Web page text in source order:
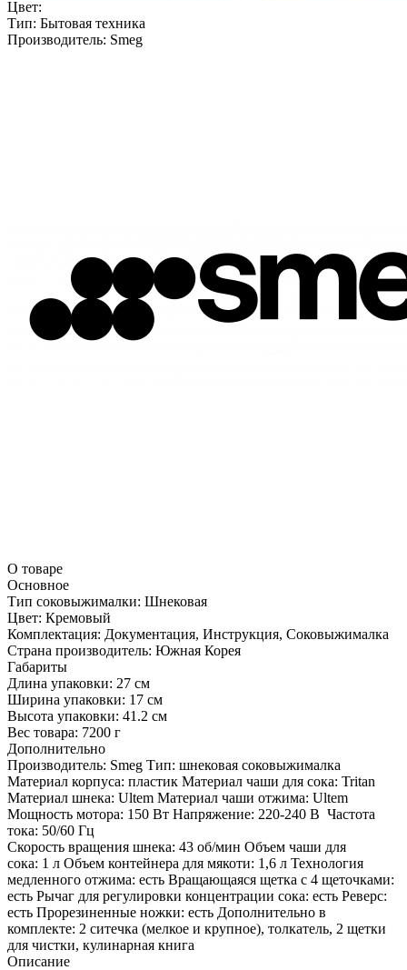
Цвет:
Тип: Бытовая техника
Производитель: Smeg
О товаре
Основное
Тип соковыжималки: Шнековая
Цвет: Кремовый
Комплектация: Документация, Инструкция, Соковыжималка
Страна производитель: Южная Корея
Габариты
Длина упаковки: 27 см
Ширина упаковки: 17 см
Высота упаковки: 41.2 см
Вес товара: 7200 г
Дополнительно
Производитель: Smeg Тип: шнековая соковыжималка
Материал корпуса: пластик Материал чаши для сока: Tritan
Материал шнека: Ultem Материал чаши отжима: Ultem
Мощность мотора: 150 Вт Напряжение: 220-240 В Частота
тока: 50/60 Гц
Скорость вращения шнека: 43 об/мин Объем чаши для
сока: 1 л Объем контейнера для мякоти: 1,6 л Технология
медленного отжима: есть Вращающаяся щетка с 4 щеточками:
есть Рычаг для регулировки концентрации сока: есть Реверс:
есть Прорезиненные ножки: есть Дополнительно в
комплекте: 2 ситечка (мелкое и крупное), толкатель, 2 щетки
для чистки, кулинарная книга
Описание